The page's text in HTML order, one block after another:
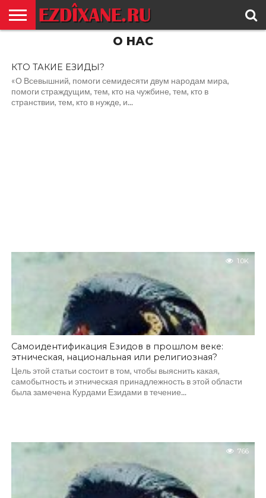
О НАС
КТО ТАКИЕ ЕЗИДЫ?
«О Всевышний, помоги семидесяти двум народам мира,
помоги страждущим, тем, кто на чужбине, тем, кто в
странствии, тем, кто в нужде, и...
1.0K
Самоидентификация Езидов в прошлом веке:
этническая, национальная или религиозная?
Цель этой статьи состоит в том, чтобы выяснить какая,
самобытность и этническая принадлежность в этой области
была замечена Курдами Езидами в течение...
766